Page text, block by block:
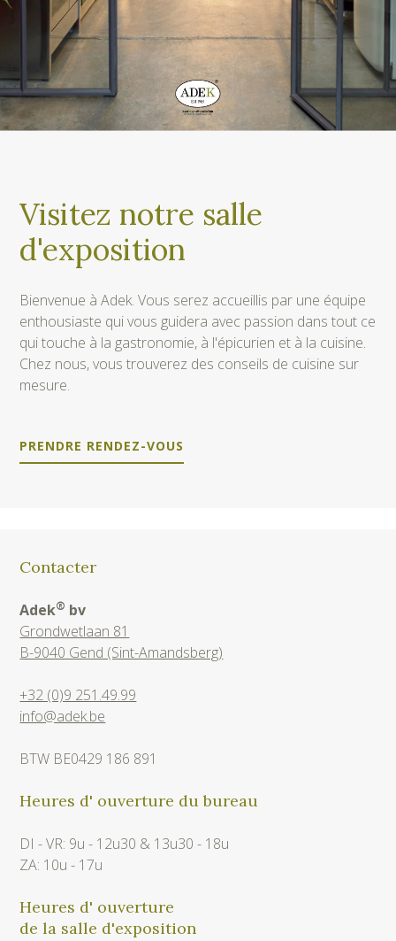
Visitez notre salle
d'exposition
Bienvenue à Adek. Vous serez accueillis par une équipe
enthousiaste qui vous guidera avec passion dans tout ce
qui touche à la gastronomie, à l'épicurien et à la cuisine.
Chez nous, vous trouverez des conseils de cuisine sur
mesure.
PRENDRE RENDEZ-VOUS
Contacter
Adek® bv
Grondwetlaan 81
B-9040 Gend (Sint-Amandsberg)
+32 (0)9 251.49.99
info@adek.be
BTW BE0429 186 891
Heures d' ouverture du bureau
DI - VR: 9u - 12u30 & 13u30 - 18u
ZA: 10u - 17u
Heures d' ouverture
de la salle d'exposition